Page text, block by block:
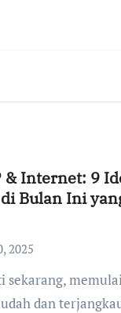
& Internet: 9
Bulan Ini
2025
dan